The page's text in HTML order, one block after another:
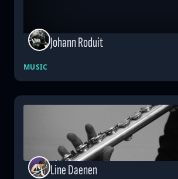
Johann Roduit
MUSIC
Line Daenen